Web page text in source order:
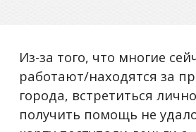
Из-за того, что многие
работают/находятся за
города, встретиться
получить помощь не